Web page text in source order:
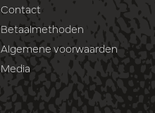
Contact
Betaalmethoden
Algemene voorwaarden
Media